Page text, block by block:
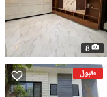
8
مقبول